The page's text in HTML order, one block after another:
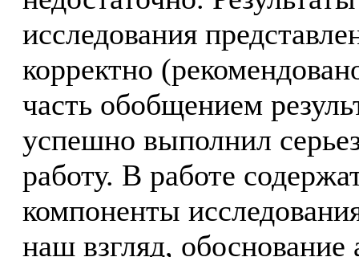
исследования
корректно
часть обобщением
успешно выполнил
работу. В работе
компоненты
наш взгляд, обоснование